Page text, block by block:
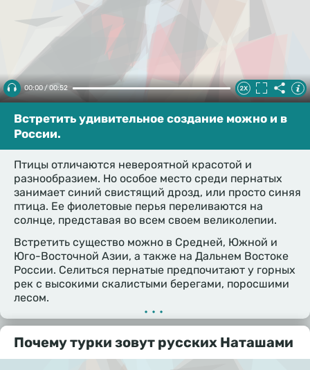
00:00 / 00:52
Встретить удивительное создание можно и в
России.
Птицы отличаются невероятной красотой и
разнообразием. Но особое место среди пернатых
занимает синий свистящий дрозд, или просто синяя
птица. Ее фиолетовые перья переливаются на
солнце, представая во всем своем великолепии.
Встретить существо можно в Средней, Южной и
Юго-Восточной Азии, а также на Дальнем Востоке
России. Селиться пернатые предпочитают у горных
рек с высокими скалистыми берегами, поросшими
лесом.
•••
Почему турки зовут русских Наташами